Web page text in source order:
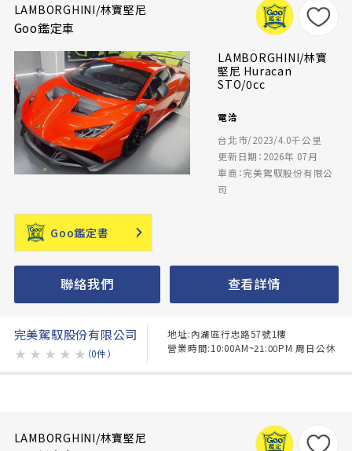
LAMBORGHINI/林寶堅尼
Goo鑑定車
LAMBORGHINI/林寶
堅尼 Huracan
STO/0cc
電洽
台北市/2023/4.0千公里
更新日期：2026年 07月
車商：完美駕馭股份有限公
司
Goo鑑定書
聯絡我們 查看詳情
完美駕馭股份有限公司
★ ★ ★ ★ ★ （0件）
地址:內湖區行忠路57號1樓
營業時間:10:00AM~21:00PM 周日公休
LAMBORGHINI/林寶堅尼